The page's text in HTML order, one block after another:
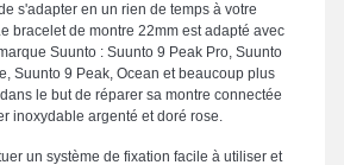
s'adapter en un rien de temps à votre
bracelet de montre 22mm est adapté avec
Suunto : Suunto 9 Peak Pro, Suunto
Suunto 9 Peak, Ocean et beaucoup plus
le but de réparer sa montre connectée
inoxydable argenté et doré rose.
un système de fixation facile à utiliser et